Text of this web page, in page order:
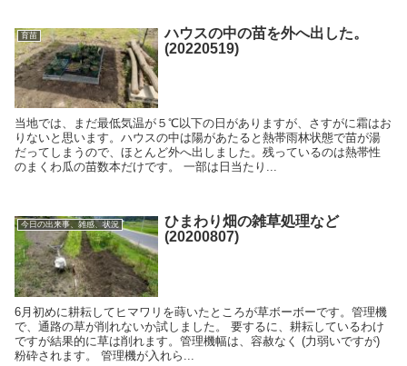
育苗
ハウスの中の苗を外へ出した。
(20220519)
当地では、まだ最低気温が５℃以下の日がありますが、さすがに霜はお
りないと思います。ハウスの中は陽があたると熱帯雨林状態で苗が湯
だってしまうので、ほとんど外へ出しました。残っているのは熱帯性
のまくわ瓜の苗数本だけです。 一部は日当たり...
今日の出来事、雑感、状況
ひまわり畑の雑草処理など
(20200807)
6月初めに耕耘してヒマワリを蒔いたところが草ボーボーです。管理機
で、通路の草が削れないか試しました。 要するに、耕耘しているわけ
ですが結果的に草は削れます。管理機幅は、容赦なく (力弱いですが)
粉砕されます。 管理機が入れら...